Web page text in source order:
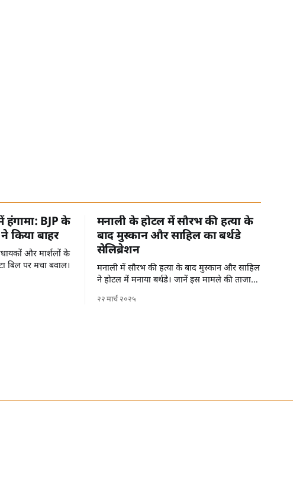
हंगामा: BJP के
किया बाहर
और मार्शलों के
बिल पर मचा बवाल।
मनाली के होटल में सौरभ की हत्या के
बाद मुस्कान और साहिल का बर्थडे
सेलिब्रेशन
मनाली में सौरभ की हत्या के बाद मुस्कान और साहिल
ने होटल में मनाया बर्थडे। जानें इस मामले की ताजा
जानकारी।
२२ मार्च २०२५